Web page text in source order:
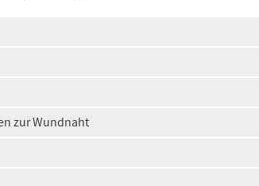
zur Wundnaht